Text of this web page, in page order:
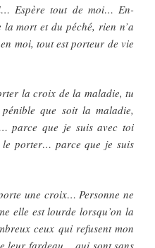
Espère tout de moi… En-
mort et du péché, rien n’a
moi, tout est porteur de vie
la croix de la maladie, tu
que soit la maladie,
parce que je suis avec toi
porter… parce que je suis
une croix… Personne ne
elle est lourde lorsqu’on la
ceux qui refusent mon
leur fardeau… qui sont sans